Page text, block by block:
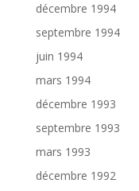
décembre 1994
septembre 1994
juin 1994
mars 1994
décembre 1993
septembre 1993
mars 1993
décembre 1992